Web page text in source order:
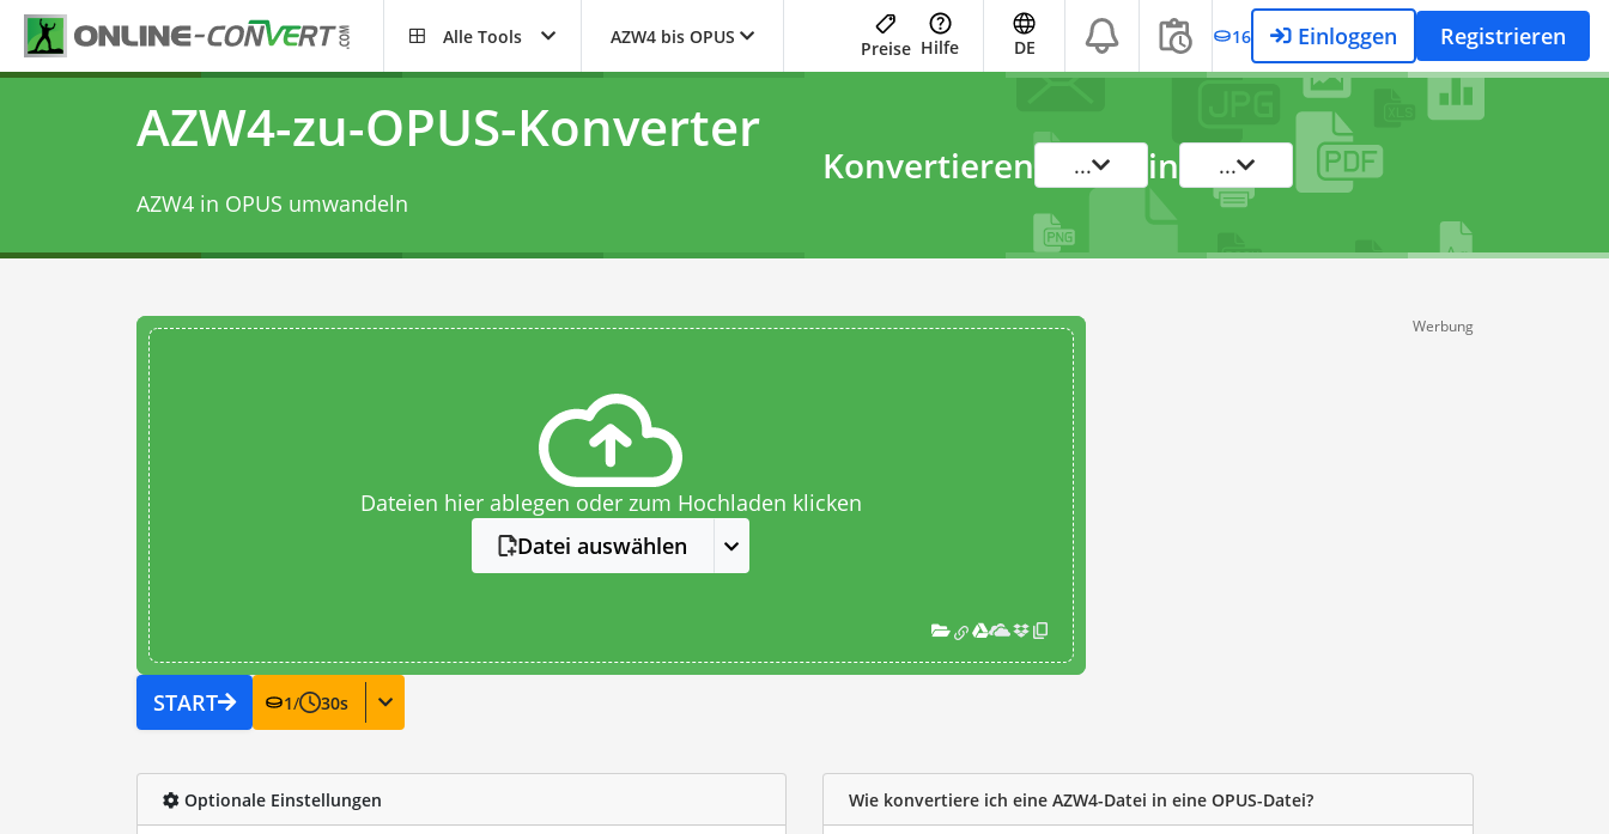
Alle Tools AZW4 bis OPUS
Preise Hilfe DE 16 Einloggen Registrieren
AZW4-zu-OPUS-Konverter
AZW4 in OPUS umwandeln
Konvertieren ... in ...
Dateien hier ablegen oder zum Hochladen klicken
Datei auswählen
START 1/ 30s
Werbung
Optionale Einstellungen Wie konvertiere ich eine AZW4-Datei in eine OPUS-Datei?